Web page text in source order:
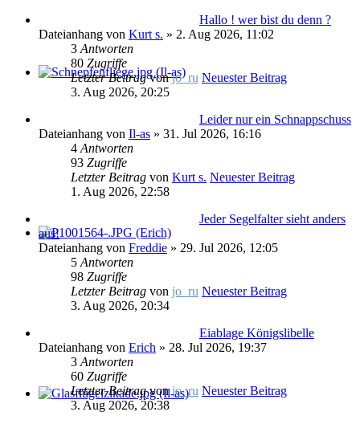
Hallo ! wer bist du denn ?
Dateianhang von Kurt s. » 2. Aug 2026, 11:02
3 Antworten
80 Zugriffe
Letzter Beitragvonjo_ru Neuester Beitrag
3. Aug 2026, 20:25
Leider nur ein Schnappschuss
Dateianhang von Il-as » 31. Jul 2026, 16:16
4 Antworten
93 Zugriffe
Letzter Beitrag von Kurt s. Neuester Beitrag
1. Aug 2026, 22:58
Jeder Segelfalter sieht anders
aus!
Dateianhang von Freddie » 29. Jul 2026, 12:05
5 Antworten
98 Zugriffe
Letzter Beitrag von jo_ru Neuester Beitrag
3. Aug 2026, 20:34
Eiablage Königslibelle
Dateianhang von Erich » 28. Jul 2026, 19:37
3 Antworten
60 Zugriffe
Letzter Beitragvonjo_ru Neuester Beitrag
3. Aug 2026, 20:38